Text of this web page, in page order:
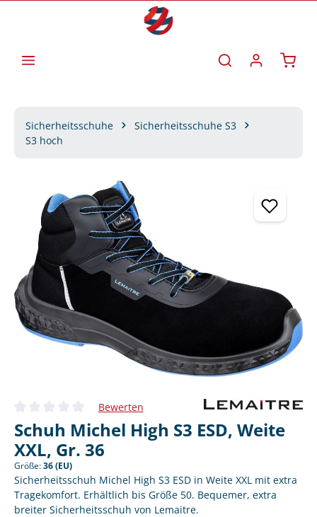
Sicherheitsschuhe
Sicherheitsschuhe S3
S3 hoch
Bildergalerie überspringen
Durchschnittliche Bewertung von 0 von 5 Sternen
Bewerten
Schuh Michel High S3 ESD, Weite
XXL, Gr. 36
Größe:36 (EU)
Sicherheitsschuh Michel High S3 ESD in Weite XXL mit extra
Tragekomfort. Erhältlich bis Größe 50. Bequemer, extra
breiter Sicherheitsschuh von Lemaitre.